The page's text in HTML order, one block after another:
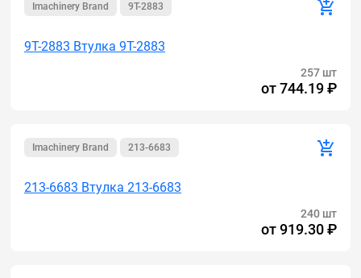
Imachinery Brand 9T-2883
9T-2883 Втулка 9T-2883
257 шт
от744.19 ₽
Imachinery Brand 213-6683
213-6683 Втулка 213-6683
240 шт
от919.30 ₽